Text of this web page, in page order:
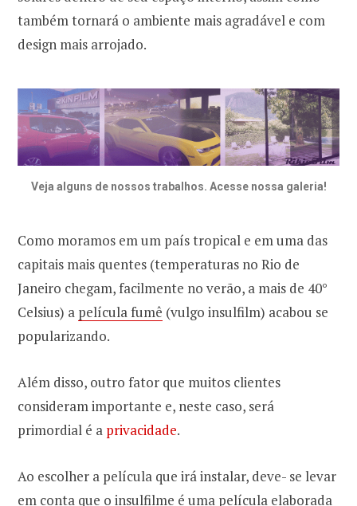
também tornará o ambiente mais agradável e com
design mais arrojado.
Veja alguns de nossos trabalhos. Acesse nossa galeria!
Como moramos em um país tropical e em uma das
capitais mais quentes (temperaturas no Rio de
Janeiro chegam, facilmente no verão, a mais de 40°
Celsius) a película fumê (vulgo insulfilm) acabou se
popularizando.
Além disso, outro fator que muitos clientes
consideram importante e, neste caso, será
primordial é a privacidade.
Ao escolher a película que irá instalar, deve- se levar
em conta que o insulfilme é uma película elaborada